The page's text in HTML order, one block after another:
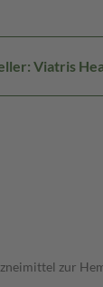
Viatris
zur